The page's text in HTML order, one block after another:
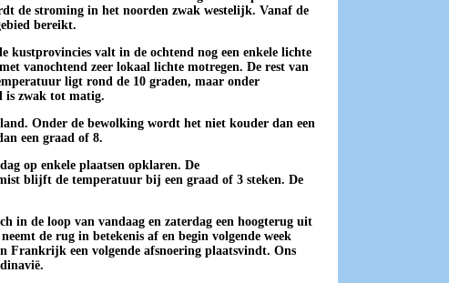
de stroming in het noorden zwak westelijk. Vanaf de
bereikt.
kustprovincies valt in de ochtend nog een enkele lichte
vanochtend zeer lokaal lichte motregen. De rest van
ligt rond de 10 graden, maar onder
is zwak tot matig.
Onder de bewolking wordt het niet kouder dan een
een graad of 8.
op enkele plaatsen opklaren. De
blijft de temperatuur bij een graad of 3 steken. De
in de loop van vandaag en zaterdag een hoogterug uit
de rug in betekenis af en begin volgende week
Frankrijk een volgende afsnoering plaatsvindt. Ons